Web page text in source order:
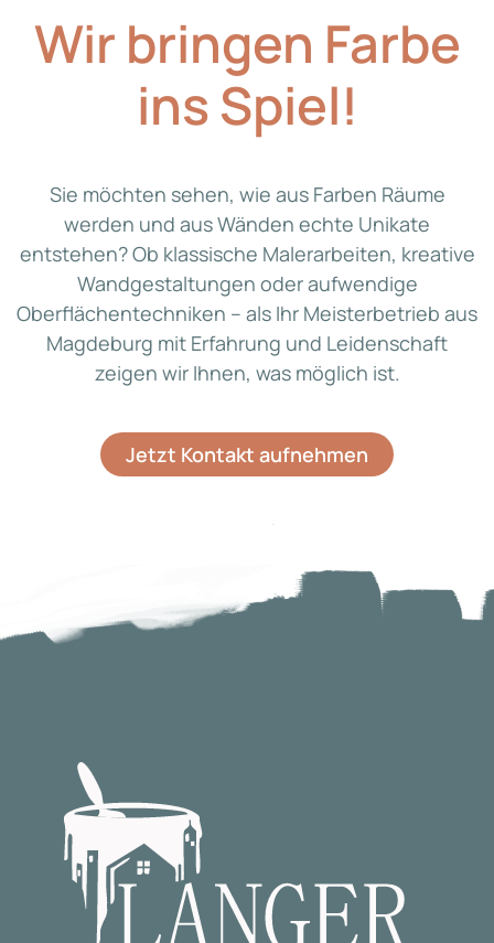
Wir bringen Farbe
ins Spiel!
Sie möchten sehen, wie aus Farben Räume
werden und aus Wänden echte Unikate
entstehen? Ob klassische Malerarbeiten, kreative
Wandgestaltungen oder aufwendige
Oberflächentechniken – als Ihr Meisterbetrieb aus
Magdeburg mit Erfahrung und Leidenschaft
zeigen wir Ihnen, was möglich ist.
Jetzt Kontakt aufnehmen